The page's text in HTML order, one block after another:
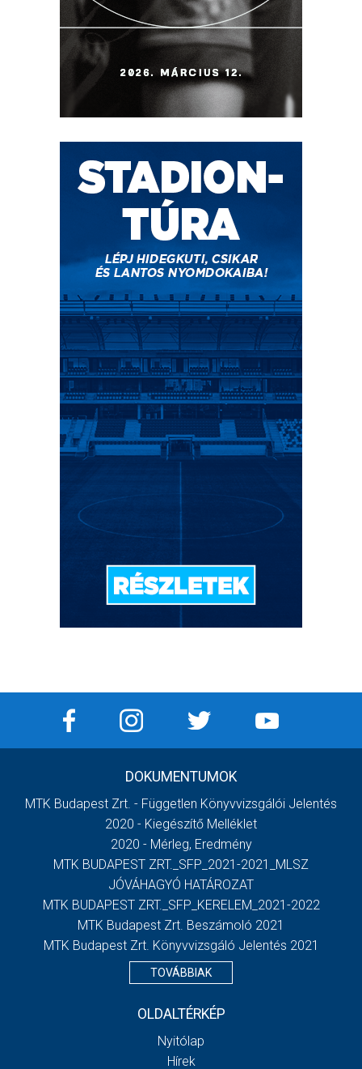
DOKUMENTUMOK
MTK Budapest Zrt. - Független Könyvvizsgálói Jelentés
2020 - Kiegészítő Melléklet
2020 - Mérleg, Eredmény
MTK BUDAPEST ZRT._SFP_2021-2021_MLSZ
JÓVÁHAGYÓ HATÁROZAT
MTK BUDAPEST ZRT._SFP_KERELEM_2021-2022
MTK Budapest Zrt. Beszámoló 2021
MTK Budapest Zrt. Könyvvizsgáló Jelentés 2021
TOVÁBBIAK
OLDALTÉRKÉP
Nyitólap
Hírek